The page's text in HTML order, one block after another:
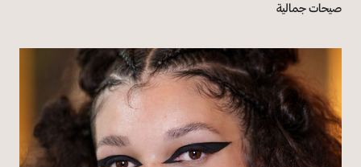
صيحات جمالية